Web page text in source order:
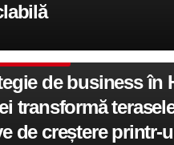
de business în
transformă
de creștere printr-